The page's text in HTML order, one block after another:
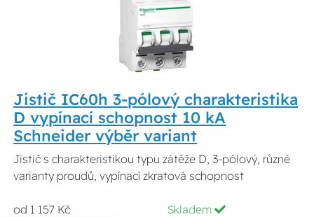
Jistič IC60h 3-pólový charakteristika
D vypínací schopnost 10 kA
Schneider výběr variant
Jistič s charakteristikou typu zátěže D, 3-pólový, různé
varianty proudů, vypínací zkratová schopnost
od 1 157 Kč Skladem